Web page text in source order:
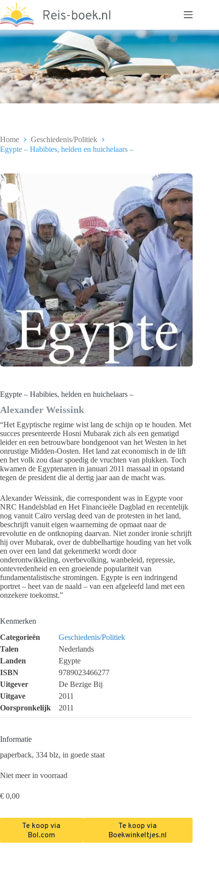
naar
de
inhoud
Home
Geschiedenis/Politiek
Egypte – Habibies, helden en huichelaars –
Egypte – Habibies, helden en huichelaars –
Alexander Weissink
“Het Egyptische regime wist lang de schijn op te houden. Met
succes presenteerde Hosni Mubarak zich als een gematigd
leider en een betrouwbare bondgenoot van het Westen in het
onrustige Midden-Oosten. Het land zat economisch in de lift
en het volk zou daar spoedig de vruchten van plukken. Toch
kwamen de Egyptenaren in januari 2011 massaal in opstand
tegen de president die al dertig jaar aan de macht was.
Alexander Weissink, die correspondent was in Egypte voor
NRC Handelsblad en Het Financieële Dagblad en recentelijk
nog vanuit Caïro verslag deed van de protesten in het land,
beschrijft vanuit eigen waarneming de opmaat naar de
revolutie en de ontknoping daarvan. Niet zonder ironie schrijft
hij over Mubarak, over de dubbelhartige houding van het volk
en over een land dat gekenmerkt wordt door
onderontwikkeling, overbevolking, wanbeleid, repressie,
ontevredenheid en een groeiende populariteit van
fundamentalistische stromingen. Egypte is een indringend
portret – heet van de naald – van een afgeleefd land met een
onzekere toekomst.”
Kenmerken
Categorieën
Geschiedenis/Politiek
Talen
Nederlands
Landen
Egypte
ISBN
9789023466277
Uitgever
De Bezige Bij
Uitgave
2011
Oorspronkelijk
2011
Informatie
paperback, 334 blz, in goede staat
Niet meer in voorraad
€ 0,00
Te koop via
Bol.com
Te koop via
Boekwinkeltjes.nl